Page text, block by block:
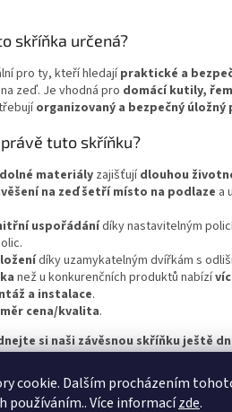
cookie. Dalším procházením
používáním.. Více informacízde.
skříňka určená?
pro ty, kteří hledajípraktické a
zeď. Je vhodná pro domácí kutily,
organizovaný a bezpečný
tuto skříňku?
materiályzajišťujídlouhou
na zeďšetří místo na podlaze a
uspořádánídíky nastavitelným
díky uzamykatelným dvířkám s
než u konkurenčních produktů nabízí
a instalace.
cena/kvalita.
si naši závěsnou skříňku ještě
pro vaše potřeby!